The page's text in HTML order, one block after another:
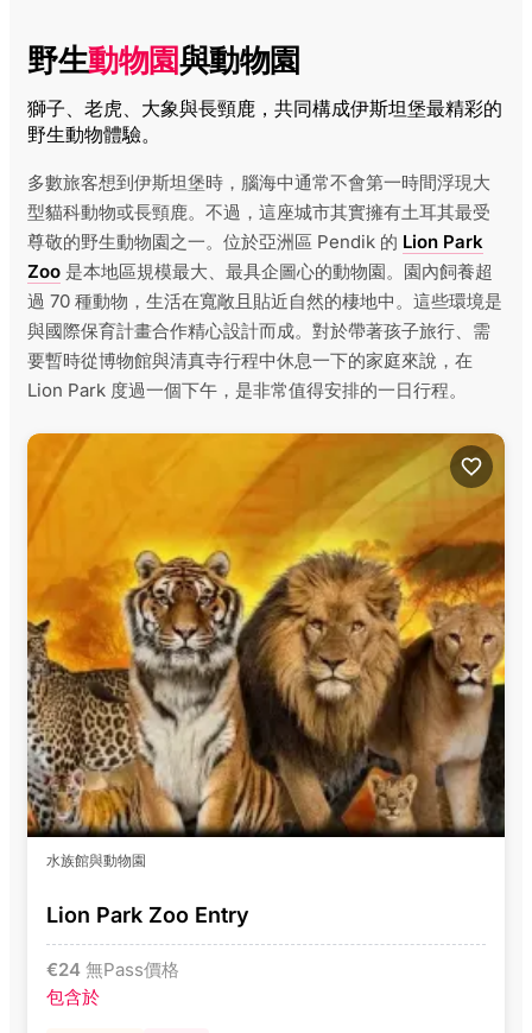
野生動物園與動物園
獅子、老虎、大象與長頸鹿，共同構成伊斯坦堡最精彩的
野生動物體驗。
多數旅客想到伊斯坦堡時，腦海中通常不會第一時間浮現大
型貓科動物或長頸鹿。不過，這座城市其實擁有土耳其最受
尊敬的野生動物園之一。位於亞洲區 Pendik 的 Lion Park
Zoo 是本地區規模最大、最具企圖心的動物園。園內飼養超
過 70 種動物，生活在寬敞且貼近自然的棲地中。這些環境是
與國際保育計畫合作精心設計而成。對於帶著孩子旅行、需
要暫時從博物館與清真寺行程中休息一下的家庭來說，在
Lion Park 度過一個下午，是非常值得安排的一日行程。
水族館與動物園
Lion Park Zoo Entry
€24 無Pass價格
包含於